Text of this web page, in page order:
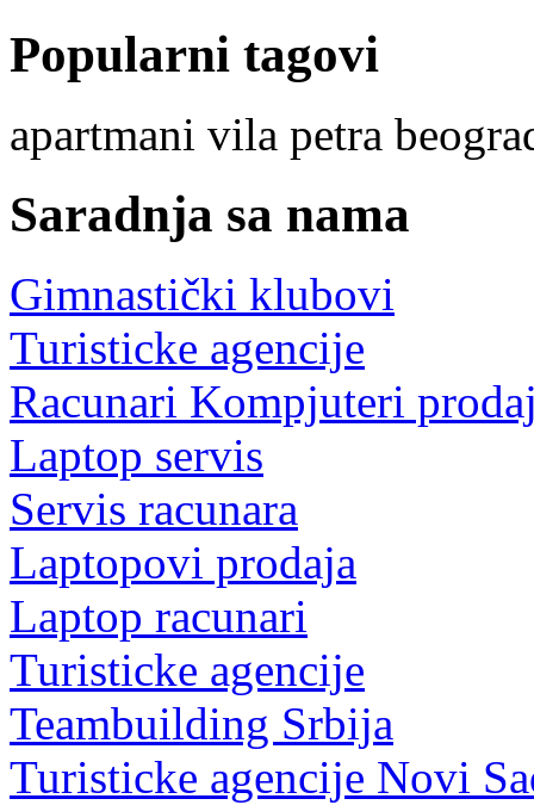
Popularni tagovi
apartmani vila petra
Saradnja sa nama
Gimnastički klubovi
Turisticke agencije
Racunari Kompjuteri
Laptop servis
Servis racunara
Laptopovi prodaja
Laptop racunari
Turisticke agencije
Teambuilding Srbija
Turisticke agencije Novi